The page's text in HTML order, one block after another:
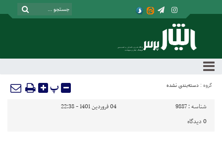
گروه : دسته‌بندی نشده پ
شناسه : 9887
04 فروردین 1401 - 22:38
0 دیدگاه